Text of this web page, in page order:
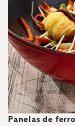
Panelas de